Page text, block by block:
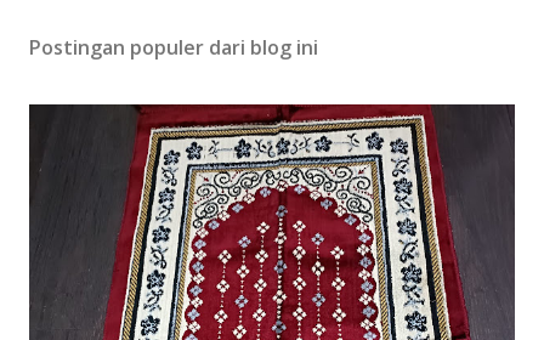
Postingan populer dari blog ini